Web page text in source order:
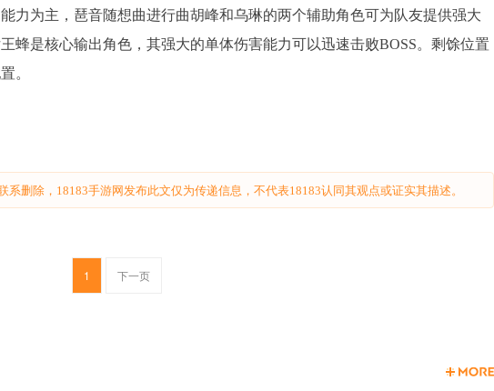
力为主，琶音随想曲进行曲胡峰和乌琳的两个辅助角色可为队友提供强大
蜂是核心输出角色，其强大的单体伤害能力可以迅速击败BOSS。剩馀位置
。
删除，18183手游网发布此文仅为传递信息，不代表18183认同其观点或证实其描述。
1 下一页